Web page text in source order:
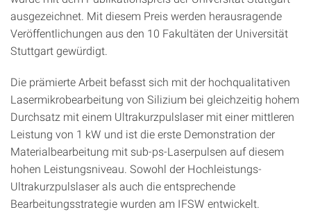
ausgezeichnet. Mit diesem Preis werden herausragende
Veröffentlichungen aus den 10 Fakultäten der Universität
Stuttgart gewürdigt.
Die prämierte Arbeit befasst sich mit der hochqualitativen
Lasermikrobearbeitung von Silizium bei gleichzeitig hohem
Durchsatz mit einem Ultrakurzpulslaser mit einer mittleren
Leistung von 1 kW und ist die erste Demonstration der
Materialbearbeitung mit sub-ps-Laserpulsen auf diesem
hohen Leistungsniveau. Sowohl der Hochleistungs-
Ultrakurzpulslaser als auch die entsprechende
Bearbeitungsstrategie wurden am IFSW entwickelt.